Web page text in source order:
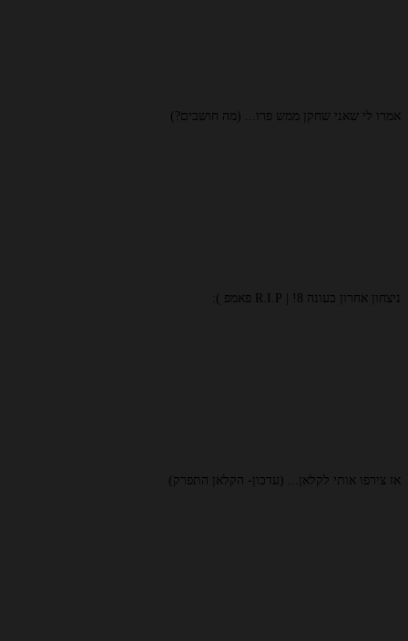
אמרו לי שאני שחקן ממש פרו... (מה חושבים?)
ניצחון אחרון בעונה 8! | R.I.P פאמפ ):
אז צירפו אותי לקלאן... (עדכון- הקלאן התפרק)